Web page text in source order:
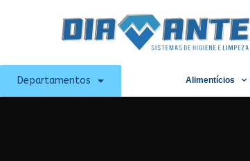
Departamentos Alimentícios